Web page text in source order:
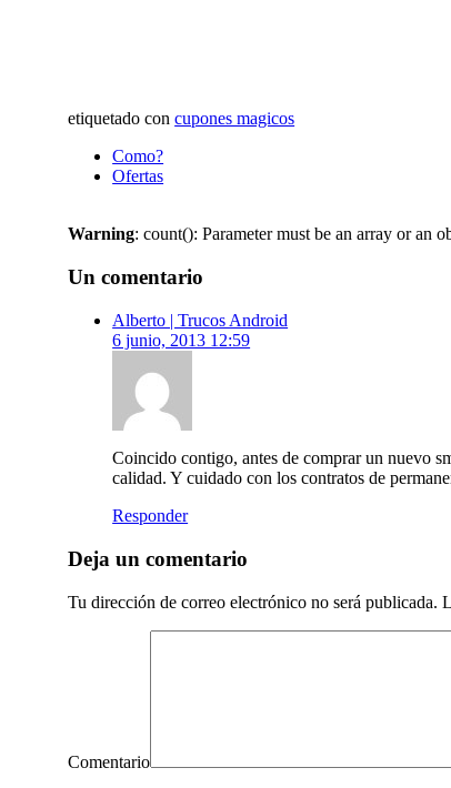
etiquetado concupones magicos
Como?
Ofertas
Warning: count(): Parameter must be an array or an
Un comentario
Alberto | Trucos Android
6 junio, 2013 12:59
Coincido contigo, antes de comprar un nuevo
calidad. Y cuidado con los contratos de
Responder
Deja un comentario
Tu dirección de correo electrónico no será publicada.
Comentario